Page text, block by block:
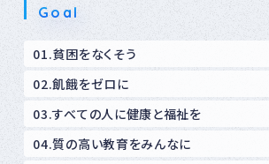
Goal
01.貧困をなくそう
02.飢餓をゼロに
03.すべての人に健康と福祉を
04.質の高い教育をみんなに